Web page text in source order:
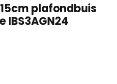
plafondbuis